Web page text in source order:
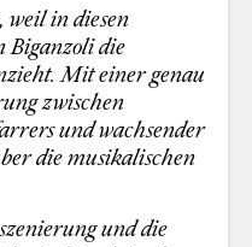
in diesen
Biganzoli die
Mit einer genau
zwischen
und wachsender
die musikalischen
und die